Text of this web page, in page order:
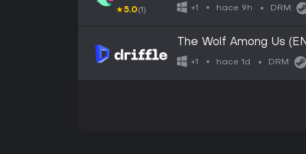
★5.0(1) +1 hace 9h DRM:
The Wolf Among Us
Key
+1 hace 1d DRM: